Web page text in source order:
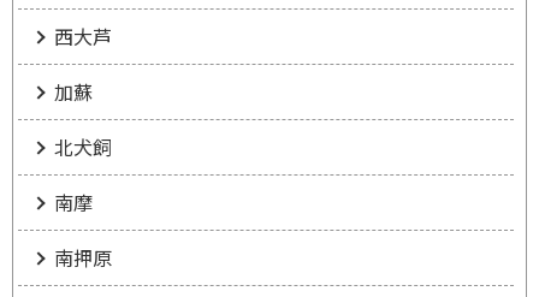
西大芦
加蘇
北犬飼
南摩
南押原